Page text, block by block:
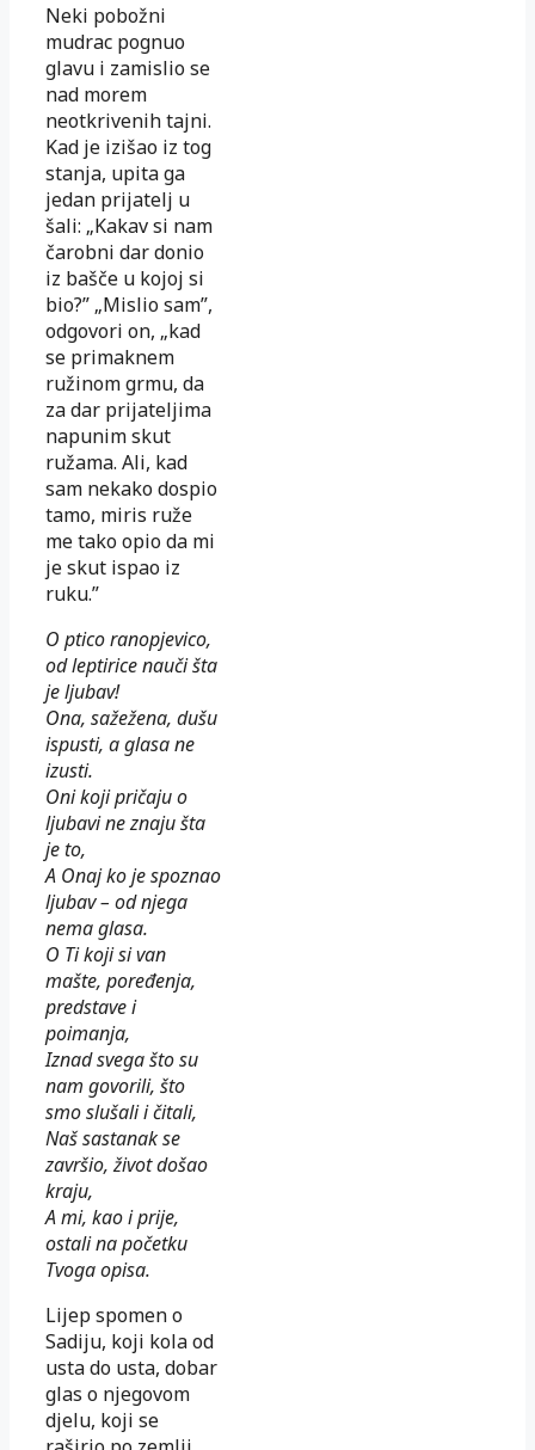
Neki pobožni
mudrac pognuo
glavu i zamislio se
nad morem
neotkrivenih tajni.
Kad je izišao iz tog
stanja, upita ga
jedan prijatelj u
šali: „Kakav si nam
čarobni dar donio
iz bašče u kojoj si
bio?” „Mislio sam”,
odgovori on, „kad
se primaknem
ružinom grmu, da
za dar prijateljima
napunim skut
ružama. Ali, kad
sam nekako dospio
tamo, miris ruže
me tako opio da mi
je skut ispao iz
ruku.”
O ptico ranopjevico,
od leptirice nauči šta
je ljubav!
Ona, sažežena, dušu
ispusti, a glasa ne
izusti.
Oni koji pričaju o
ljubavi ne znaju šta
je to,
A Onaj ko je spoznao
ljubav – od njega
nema glasa.
O Ti koji si van
mašte, poređenja,
predstave i
poimanja,
Iznad svega što su
nam govorili, što
smo slušali i čitali,
Naš sastanak se
završio, život došao
kraju,
A mi, kao i prije,
ostali na početku
Tvoga opisa.
Lijep spomen o
Sadiju, koji kola od
usta do usta, dobar
glas o njegovom
djelu, koji se